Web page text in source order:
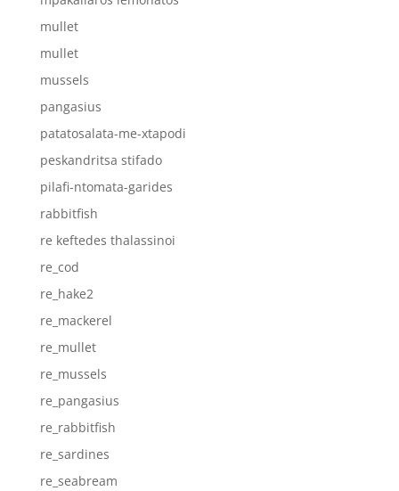
mullet
mullet
mussels
pangasius
patatosalata-me-xtapodi
peskandritsa stifado
pilafi-ntomata-garides
rabbitfish
re keftedes thalassinoi
re_cod
re_hake2
re_mackerel
re_mullet
re_mussels
re_pangasius
re_rabbitfish
re_sardines
re_seabream